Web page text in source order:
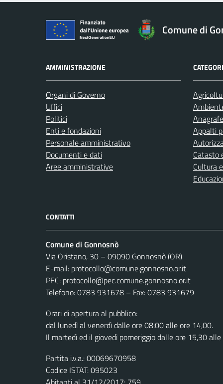
Comune di
AMMINISTRAZIONE
Organi di Governo
Uffici
Politici
Enti e fondazioni
Personale amministrativo
Documenti e dati
Aree amministrative
Appalti
Catasto
Cultura
CONTATTI
Comune di Gonnosnò
Via Oristano, 30 – 09090 Gonnosnò (OR)
E-mail: protocollo@comune.gonnosno.or.it
PEC: protocollo@pec.comune.gonnosno.or.it
Telefono: 0783 931678 – Fax: 0783 931679
Orari di apertura al pubblico:
dal lunedì al venerdì dalle ore 08:00 alle ore 14,00.
Il martedì ed il giovedì pomeriggio dalle ore 15,30
Partita i.v.a.: 00069670958
Codice ISTAT: 095023